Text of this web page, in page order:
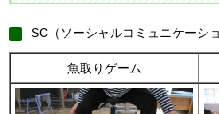
SC（ソーシャルコミュニケーショ
魚取りゲーム